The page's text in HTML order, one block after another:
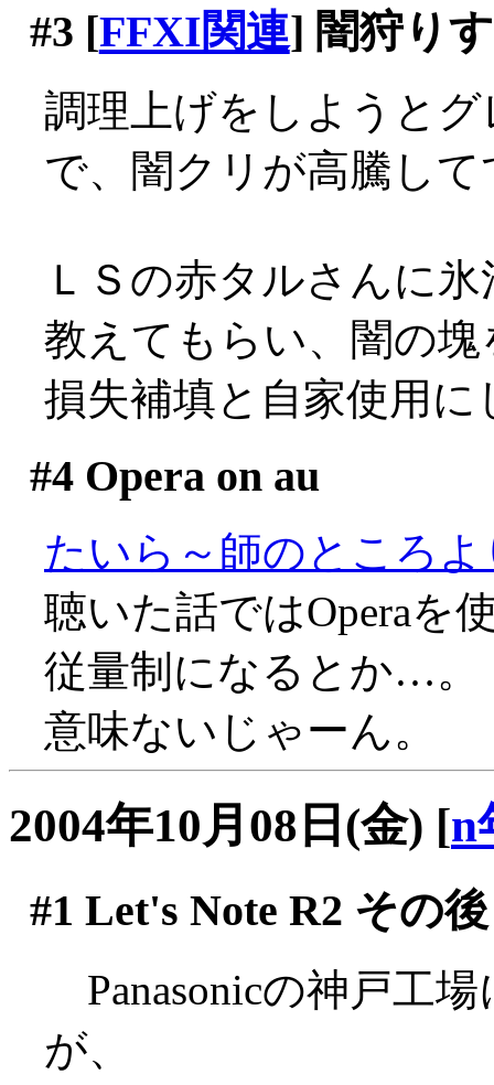
#3 [FFXI関連] 闇狩り
調理上げをしようと
で、闇クリが高騰して
ＬＳの赤タルさんに
教えてもらい、闇の
損失補填と自家使用
#4Opera on au
たいら～師のところよ
聴いた話ではOperaを
従量制になるとか…。
意味ないじゃーん。
2004年10月08日(金) [n
#1 Let's Note R2 その後
Panasonicの神戸工
が、